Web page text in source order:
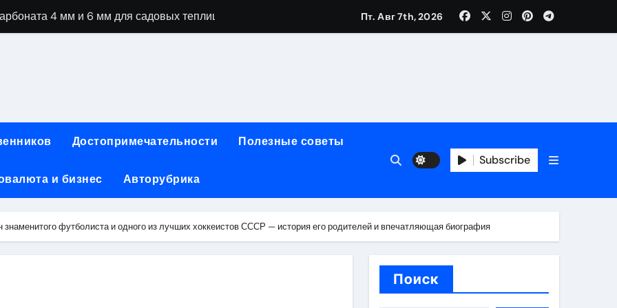
4 мм и 6 мм для садовых теплиц
алгоритмы работы, интерфейсы и совместимость двухкамерного ЭКС Apollo DR
чемоданов разных производителей: характеристики и маневренность
за 5 минут без верификации и банков с пополнением в стейблкоинах
и офисы продаж: контакты, адреса и режим работы
Пт. Авг 7th, 2026
Достопримечательности Полезные советы
и бизнес Авторубрика
Subscribe
футболиста и одного из лучших хоккеистов СССР — история его родителей и впечатляющая биография
Поиск